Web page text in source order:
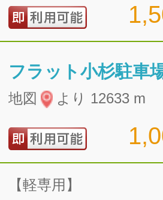
フラット小杉駐車
地図 より 12633 m
【軽専用】